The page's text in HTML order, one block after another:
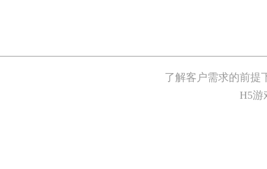
了解客户需求的前提
H5游